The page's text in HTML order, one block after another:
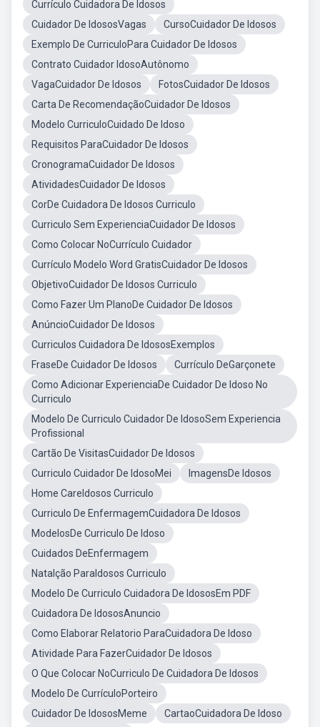
Currículo Cuidadora De Idosos
Cuidador De IdososVagas
CursoCuidador De Idosos
Exemplo De CurriculoPara Cuidador De Idosos
Contrato Cuidador IdosoAutônomo
VagaCuidador De Idosos
FotosCuidador De Idosos
Carta De RecomendaçãoCuidador De Idosos
Modelo CurriculoCuidado De Idoso
Requisitos ParaCuidador De Idosos
CronogramaCuidador De Idosos
AtividadesCuidador De Idosos
CorDe Cuidadora De Idosos Curriculo
Curriculo Sem ExperienciaCuidador De Idosos
Como Colocar NoCurrículo Cuidador
Currículo Modelo Word GratisCuidador De Idosos
ObjetivoCuidador De Idosos Curriculo
Como Fazer Um PlanoDe Cuidador De Idosos
AnúncioCuidador De Idosos
Curriculos Cuidadora De IdososExemplos
FraseDe Cuidador De Idosos
Currículo DeGarçonete
Como Adicionar ExperienciaDe Cuidador De Idoso No
Curriculo
Modelo De Curriculo Cuidador De IdosoSem Experiencia
Profissional
Cartão De VisitasCuidador De Idosos
Curriculo Cuidador De IdosoMei
ImagensDe Idosos
Home CareIdosos Curriculo
Curriculo De EnfermagemCuidadora De Idosos
ModelosDe Curriculo De Idoso
Cuidados DeEnfermagem
Natalção ParaIdosos Curriculo
Modelo De Curriculo Cuidadora De IdososEm PDF
Cuidadora De IdososAnuncio
Como Elaborar Relatorio ParaCuidadora De Idoso
Atividade Para FazerCuidador De Idosos
O Que Colocar NoCurriculo De Cuidadora De Idosos
Modelo De CurrículoPorteiro
Cuidador De IdososMeme
CartaoCuidadora De Idoso